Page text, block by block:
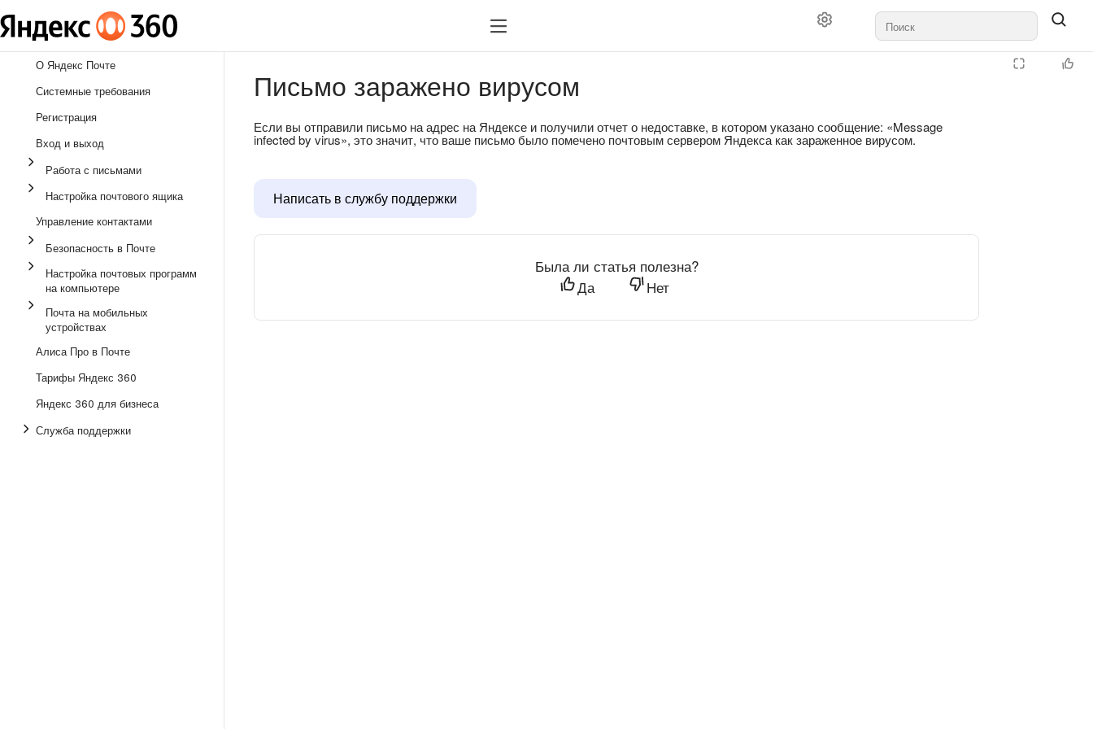
О Яндекс Почте
Системные требования
Регистрация
Вход и выход
Работа с письмами
Настройка почтового ящика
Управление контактами
Безопасность в Почте
Настройка почтовых программ
на компьютере
Почта на мобильных
устройствах
Алиса Про в Почте
Тарифы Яндекс 360
Яндекс 360 для бизнеса
Служба поддержки
Письмо заражено вирусом
Если вы отправили письмо на адрес на Яндексе и получили отчет о недоставке, в котором указано сообщение: «Message
infected by virus», это значит, что ваше письмо было помечено почтовым сервером Яндекса как зараженное вирусом.
Написать в службу поддержки
Была ли статья полезна?
Да
Нет